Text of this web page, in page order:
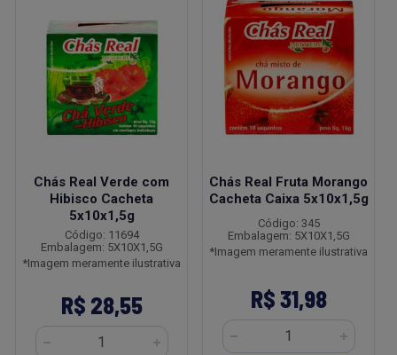
Chás Real Verde com
Hibisco Cacheta
5x10x1,5g
Código: 11694
Embalagem: 5X10X1,5G
*Imagem meramente ilustrativa
R$ 28,55
Chás Real Fruta Morango
Cacheta Caixa 5x10x1,5g
Código: 345
Embalagem: 5X10X1,5G
*Imagem meramente ilustrativa
R$ 31,98